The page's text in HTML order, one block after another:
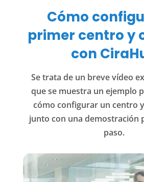
Cómo
primer centro y
con
Se trata de un breve vídeo
que se muestra un ejemplo
cómo configurar un centro
junto con una demostración
paso.